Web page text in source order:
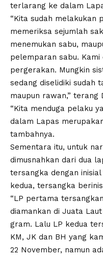
terlarang ke dalam
“Kita sudah melakukan
memeriksa sejumlah
menemukan sabu,
pelemparan sabu. Kami
pergerakan. Mungkin
sedang diselidiki sudah
maupun rawan,” terang
“Kita menduga pelaku
dalam Lapas
tambahnya.
Sementara itu, untuk
dimusnahkan dari dua
tersangka dengan
kedua, tersangka
“LP pertama
diamankan di Juata
gram. Lalu LP kedua
KM, JK dan BH yang
22 November, namun